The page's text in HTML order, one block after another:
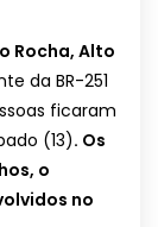
Rocha, Alto
da BR-251
ficaram
(13). Os
o
no